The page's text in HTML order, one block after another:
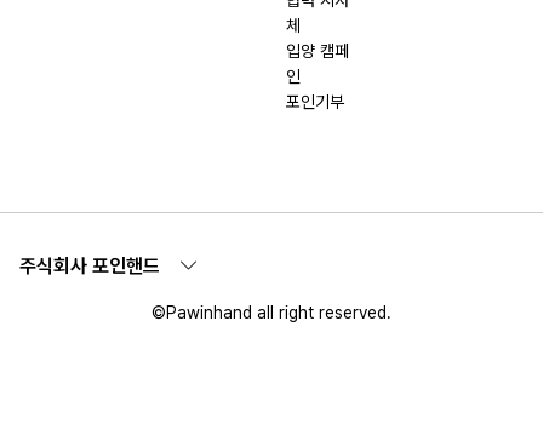
체
입양 캠페
인
포인기부
주식회사 포인핸드
©Pawinhand all right reserved.